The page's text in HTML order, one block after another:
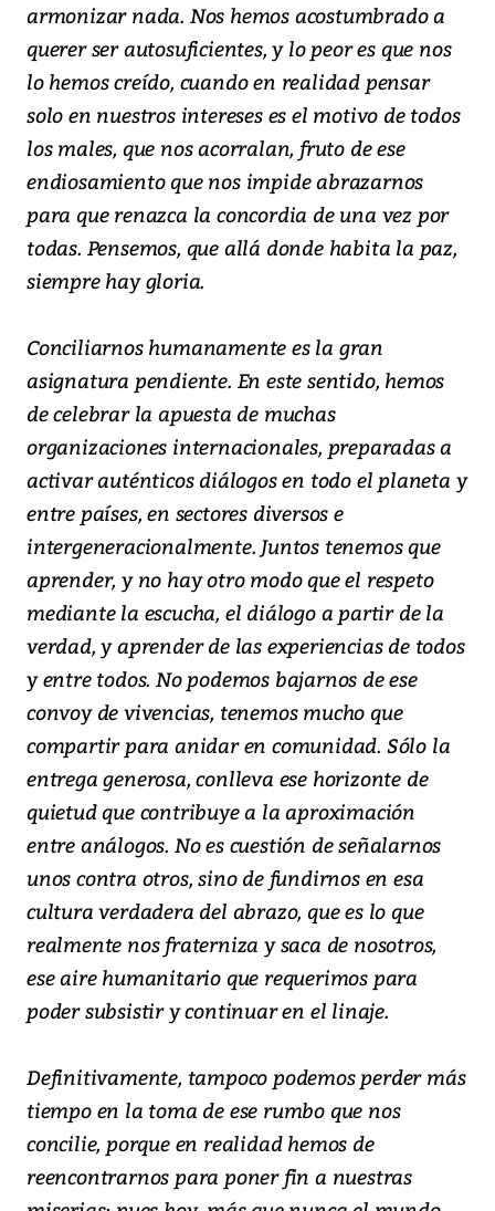
armonizar nada. Nos hemos acostumbrado a
querer ser autosuficientes, y lo peor es que nos
lo hemos creído, cuando en realidad pensar
solo en nuestros intereses es el motivo de todos
los males, que nos acorralan, fruto de ese
endiosamiento que nos impide abrazarnos
para que renazca la concordia de una vez por
todas. Pensemos, que allá donde habita la paz,
siempre hay gloria.
Conciliarnos humanamente es la gran
asignatura pendiente. En este sentido, hemos
de celebrar la apuesta de muchas
organizaciones internacionales, preparadas a
activar auténticos diálogos en todo el planeta y
entre países, en sectores diversos e
intergeneracionalmente. Juntos tenemos que
aprender, y no hay otro modo que el respeto
mediante la escucha, el diálogo a partir de la
verdad, y aprender de las experiencias de todos
y entre todos. No podemos bajarnos de ese
convoy de vivencias, tenemos mucho que
compartir para anidar en comunidad. Sólo la
entrega generosa, conlleva ese horizonte de
quietud que contribuye a la aproximación
entre análogos. No es cuestión de señalarnos
unos contra otros, sino de fundirnos en esa
cultura verdadera del abrazo, que es lo que
realmente nos fraterniza y saca de nosotros,
ese aire humanitario que requerimos para
poder subsistir y continuar en el linaje.
Definitivamente, tampoco podemos perder más
tiempo en la toma de ese rumbo que nos
concilie, porque en realidad hemos de
reencontrarnos para poner fin a nuestras